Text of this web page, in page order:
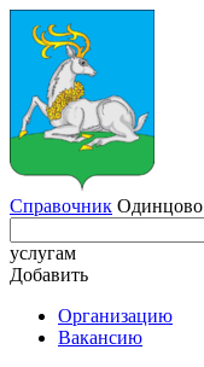
Справочник Одинцово
услугам
Добавить
Организацию
Вакансию